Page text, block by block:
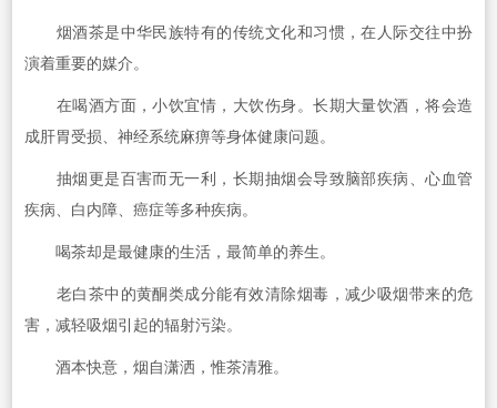
烟酒茶是中华民族特有的传统文化和习惯，在人际交往中扮
演着重要的媒介。
在喝酒方面，小饮宜情，大饮伤身。长期大量饮酒，将会造
成肝胃受损、神经系统麻痹等身体健康问题。
抽烟更是百害而无一利，长期抽烟会导致脑部疾病、心血管
疾病、白内障、癌症等多种疾病。
喝茶却是最健康的生活，最简单的养生。
老白茶中的黄酮类成分能有效清除烟毒，减少吸烟带来的危
害，减轻吸烟引起的辐射污染。
酒本快意，烟自潇洒，惟茶清雅。